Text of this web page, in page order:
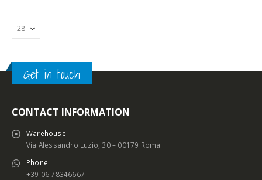
Get in touch
CONTACT INFORMATION
Warehouse:
Via Alessandro Luzio, 30 – 00179 Roma
Phone:
+39 06 78346667